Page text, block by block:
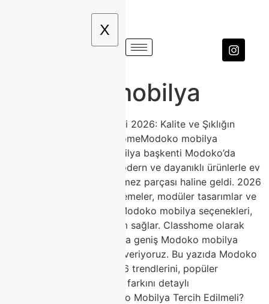
X
Modoko mobilya
Modoko Mobilya Modelleri 2026: Kalite ve Şıklığın
Buluşma Noktası | ClasshomeModoko mobilya
modelleri, Türkiye’nin mobilya başkenti Modoko’da
üretilen yüksek kaliteli, modern ve dayanıklı ürünlerle ev
dekorasyonunun vazgeçilmez parçası haline geldi. 2026
yılında sürdürülebilir malzemeler, modüler tasarımlar ve
doğal tonlarla öne çıkan Modoko mobilya seçenekleri,
her tarza ve bütçeye uyum sağlar. Classhome olarak
Modoko’daki mağazamızda geniş Modoko mobilya
koleksiyonumuzla hizmet veriyoruz. Bu yazıda Modoko
mobilya avantajlarını, 2026 trendlerini, popüler
kategorileri ve Classhome farkını detaylı
anlatacağız.Neden Modoko Mobilya Tercih Edilmeli?